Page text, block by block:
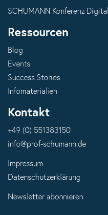
SCHUMANN Konferenz
Ressourcen
Blog
Events
Success Stories
Infomaterialien
Kontakt
+49 (0) 551383150
info@prof-schumann.de
Impressum
Datenschutzerklärung
Newsletter abonnieren